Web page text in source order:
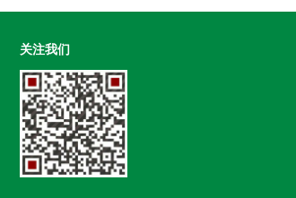
关注我们